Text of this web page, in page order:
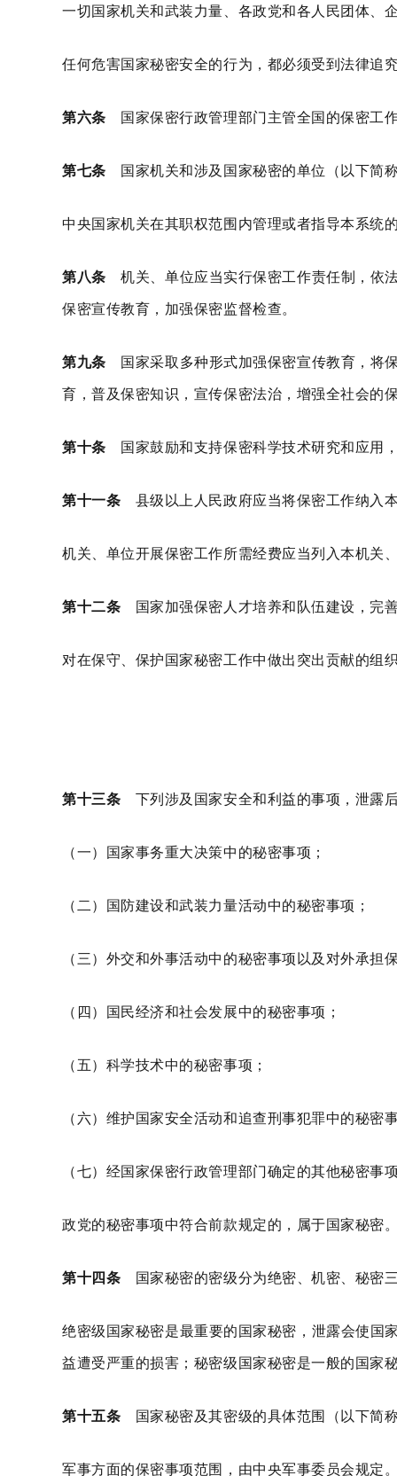
一切国家机关和武装力量、各政党和各人民团体、
任何危害国家秘密安全的行为，都必须受到法律追
第六条 国家保密行政管理部门主管全国的保密工
第七条 国家机关和涉及国家秘密的单位（以下简
中央国家机关在其职权范围内管理或者指导本系统
第八条 机关、单位应当实行保密工作责任制，依
保密宣传教育，加强保密监督检查。
第九条 国家采取多种形式加强保密宣传教育，将
育，普及保密知识，宣传保密法治，增强全社会的
第十条 国家鼓励和支持保密科学技术研究和应用
第十一条 县级以上人民政府应当将保密工作纳入
机关、单位开展保密工作所需经费应当列入本机关
第十二条 国家加强保密人才培养和队伍建设，完
对在保守、保护国家秘密工作中做出突出贡献的组
第十三条 下列涉及国家安全和利益的事项，泄露
（一）国家事务重大决策中的秘密事项；
（二）国防建设和武装力量活动中的秘密事项；
（三）外交和外事活动中的秘密事项以及对外承担
（四）国民经济和社会发展中的秘密事项；
（五）科学技术中的秘密事项；
（六）维护国家安全活动和追查刑事犯罪中的秘密
（七）经国家保密行政管理部门确定的其他秘密事
政党的秘密事项中符合前款规定的，属于国家秘密
第十四条 国家秘密的密级分为绝密、机密、秘密
绝密级国家秘密是最重要的国家秘密，泄露会使国
益遭受严重的损害；秘密级国家秘密是一般的国家
第十五条 国家秘密及其密级的具体范围（以下简
军事方面的保密事项范围，由中央军事委员会规定